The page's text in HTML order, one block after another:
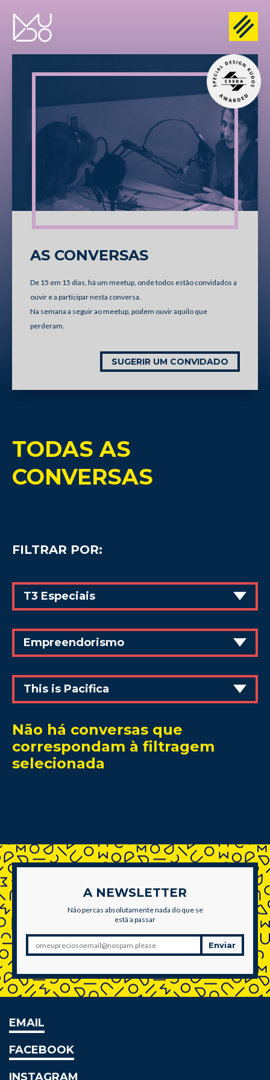
AS CONVERSAS
De 15 em 15 dias, há um meetup, onde todos estão convidados a
ouvir e a participar nesta conversa.
Na semana a seguir ao meetup, podem ouvir aquilo que
perderam.
SUGERIR UM CONVIDADO
TODAS AS
CONVERSAS
FILTRAR POR:
T3 Especiais
Empreendorismo
This is Pacifica
Não há conversas que
correspondam à filtragem
selecionada
A NEWSLETTER
Não percas absolutamente nada do que se
está a passar
Enviar
EMAIL
FACEBOOK
INSTAGRAM